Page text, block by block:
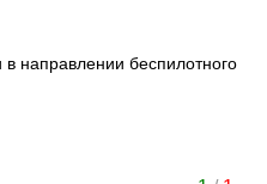
в направлении беспилотного